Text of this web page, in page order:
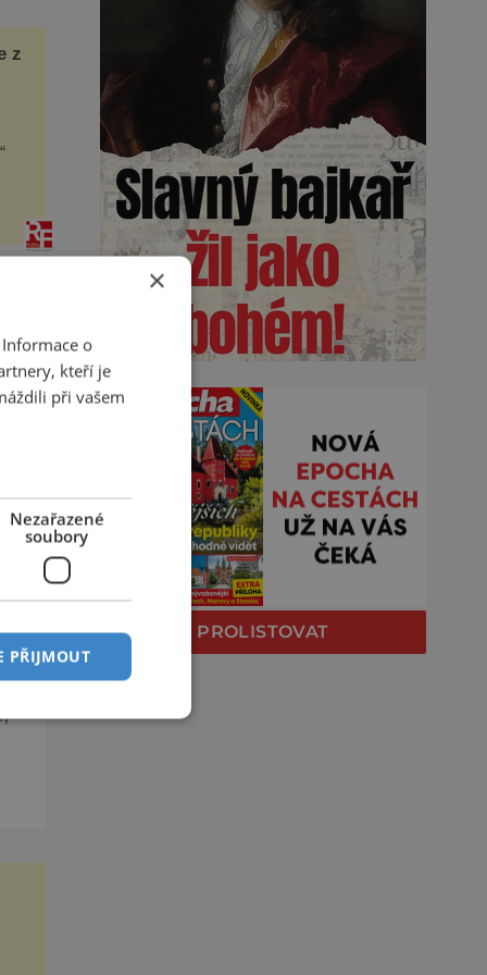
z
PROLISTOVAT
×
o
kteří je
při vašem
Nezařazené
soubory
PŘIJMOUT